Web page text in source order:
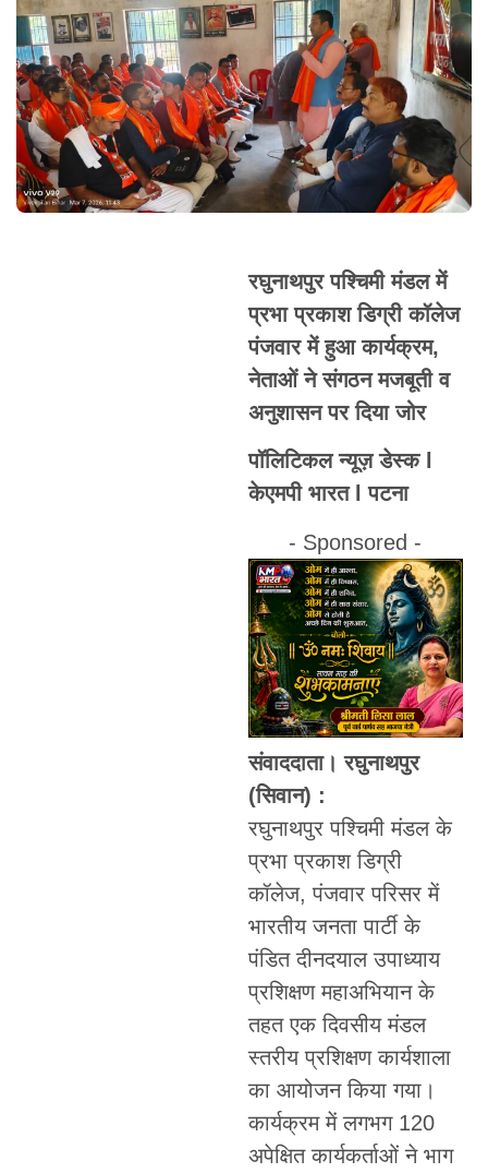
रघुनाथपुर पश्चिमी मंडल में
प्रभा प्रकाश डिग्री कॉलेज
पंजवार में हुआ कार्यक्रम,
नेताओं ने संगठन मजबूती व
अनुशासन पर दिया जोर
पॉलिटिकल न्यूज़ डेस्क l
केएमपी भारत l पटना
- Sponsored -
संवाददाता। रघुनाथपुर
(सिवान) :
रघुनाथपुर पश्चिमी मंडल के
प्रभा प्रकाश डिग्री
कॉलेज, पंजवार परिसर में
भारतीय जनता पार्टी के
पंडित दीनदयाल उपाध्याय
प्रशिक्षण महाअभियान के
तहत एक दिवसीय मंडल
स्तरीय प्रशिक्षण कार्यशाला
का आयोजन किया गया।
कार्यक्रम में लगभग 120
अपेक्षित कार्यकर्ताओं ने भाग